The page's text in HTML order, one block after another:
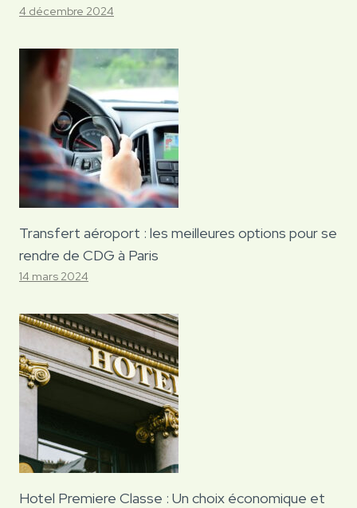
4 décembre 2024
Transfert aéroport : les meilleures options pour se
rendre de CDG à Paris
14 mars 2024
Hotel Premiere Classe : Un choix économique et